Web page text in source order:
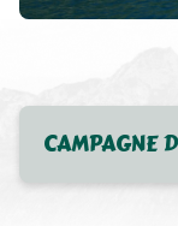
CAMPAGNE